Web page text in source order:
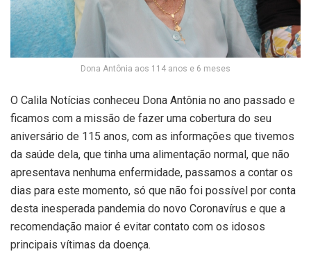
Dona Antônia aos 114 anos e 6 meses
O Calila Notícias conheceu Dona Antônia no ano passado e
ficamos com a missão de fazer uma cobertura do seu
aniversário de 115 anos, com as informações que tivemos
da saúde dela, que tinha uma alimentação normal, que não
apresentava nenhuma enfermidade, passamos a contar os
dias para este momento, só que não foi possível por conta
desta inesperada pandemia do novo Coronavírus e que a
recomendação maior é evitar contato com os idosos
principais vítimas da doença.